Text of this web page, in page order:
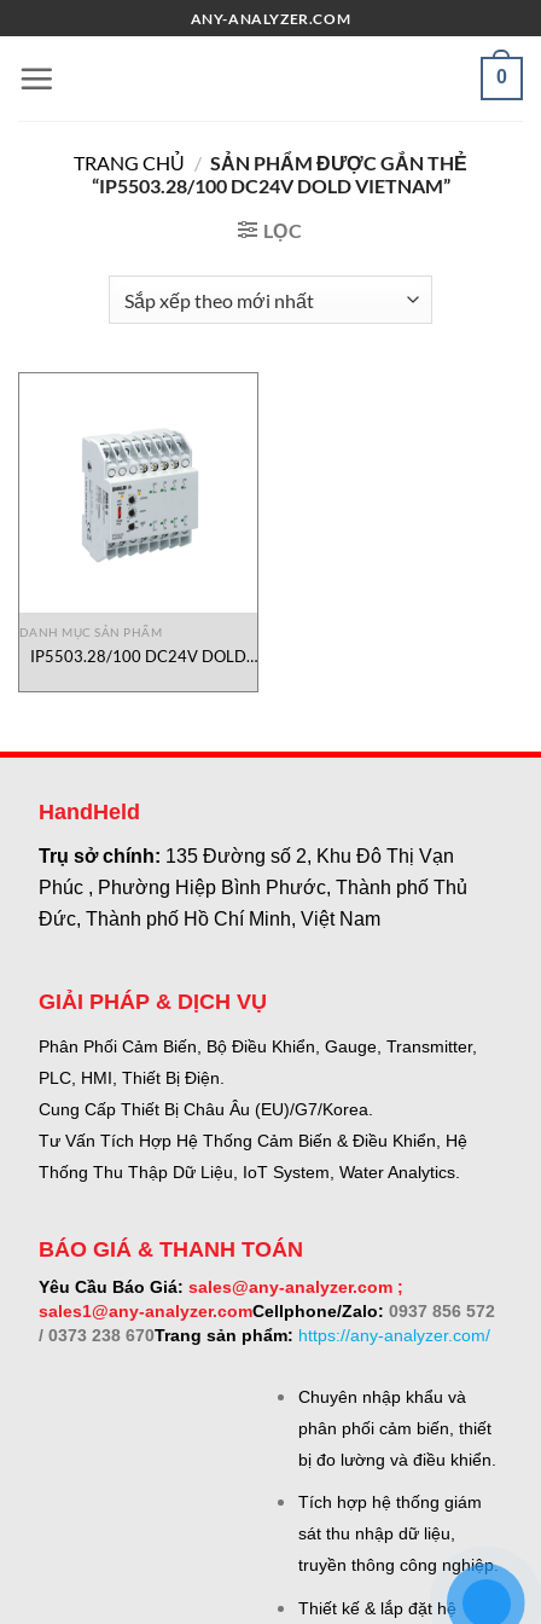
đến
nội
ANY-ANALYZER.COM
0
TRANG CHỦ / SẢN PHẨM ĐƯỢC GẮN THẺ
“IP5503.28/100 DC24V DOLD VIETNAM”
LỌC
DANH MỤC SẢN PHẨM
IP5503.28/100 DC24V DOLD
HandHeld
Trụ sở chính: 135 Đường số 2, Khu Đô Thị Vạn
Phúc , Phường Hiệp Bình Phước, Thành phố Thủ
Đức, Thành phố Hồ Chí Minh, Việt Nam
GIẢI PHÁP & DỊCH VỤ
Phân Phối Cảm Biến, Bộ Điều Khiển, Gauge, Transmitter,
PLC, HMI, Thiết Bị Điện.
Cung Cấp Thiết Bị Châu Âu (EU)/G7/Korea.
Tư Vấn Tích Hợp Hệ Thống Cảm Biến & Điều Khiển, Hệ
Thống Thu Thập Dữ Liệu, IoT System, Water Analytics.
BÁO GIÁ & THANH TOÁN
Yêu Cầu Báo Giá: sales@any-analyzer.com ;
sales1@any-analyzer.comCellphone/Zalo: 0937 856 572
/ 0373 238 670Trang sản phẩm: https://any-analyzer.com/
Chuyên nhập khẩu và
phân phối cảm biến, thiết
bị đo lường và điều khiển.
Tích hợp hệ thống giám
sát thu nhập dữ liệu,
truyền thông công nghiệp.
Thiết kế & lắp đặt hệ